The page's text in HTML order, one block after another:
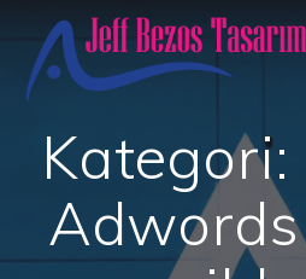
to
Kategori: